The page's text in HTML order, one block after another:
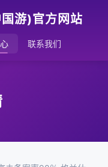
游)官方网站
联系我们